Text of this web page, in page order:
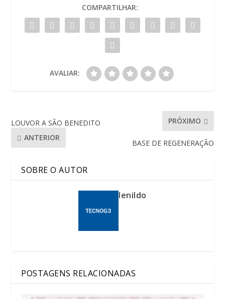
COMPARTILHAR:
AVALIAR:
LOUVOR A SÃO BENEDITO
ANTERIOR
PRÓXIMO
BASE DE REGENERAÇÃO
SOBRE O AUTOR
lenildo
POSTAGENS RELACIONADAS